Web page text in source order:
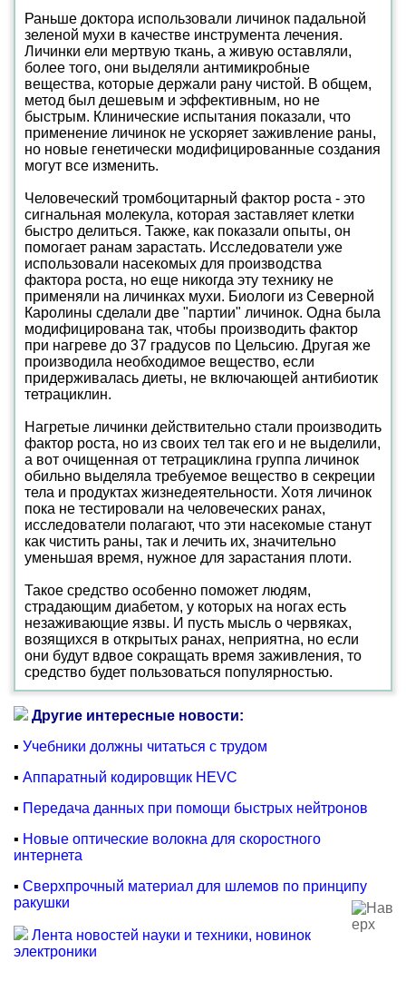
Раньше доктора использовали личинок падальной
зеленой мухи в качестве инструмента лечения.
Личинки ели мертвую ткань, а живую оставляли,
более того, они выделяли антимикробные
вещества, которые держали рану чистой. В общем,
метод был дешевым и эффективным, но не
быстрым. Клинические испытания показали, что
применение личинок не ускоряет заживление раны,
но новые генетически модифицированные создания
могут все изменить.
Человеческий тромбоцитарный фактор роста - это
сигнальная молекула, которая заставляет клетки
быстро делиться. Также, как показали опыты, он
помогает ранам зарастать. Исследователи уже
использовали насекомых для производства
фактора роста, но еще никогда эту технику не
применяли на личинках мухи. Биологи из Северной
Каролины сделали две "партии" личинок. Одна была
модифицирована так, чтобы производить фактор
при нагреве до 37 градусов по Цельсию. Другая же
производила необходимое вещество, если
придерживалась диеты, не включающей антибиотик
тетрациклин.
Нагретые личинки действительно стали производить
фактор роста, но из своих тел так его и не выделили,
а вот очищенная от тетрациклина группа личинок
обильно выделяла требуемое вещество в секреции
тела и продуктах жизнедеятельности. Хотя личинок
пока не тестировали на человеческих ранах,
исследователи полагают, что эти насекомые станут
как чистить раны, так и лечить их, значительно
уменьшая время, нужное для зарастания плоти.
Такое средство особенно поможет людям,
страдающим диабетом, у которых на ногах есть
незаживающие язвы. И пусть мысль о червяках,
возящихся в открытых ранах, неприятна, но если
они будут вдвое сокращать время заживления, то
средство будет пользоваться популярностью.
Другие интересные новости:
▪ Учебники должны читаться с трудом
▪ Аппаратный кодировщик HEVC
▪ Передача данных при помощи быстрых нейтронов
▪ Новые оптические волокна для скоростного
интернета
▪ Сверхпрочный материал для шлемов по принципу
ракушки
Лента новостей науки и техники, новинок
электроники